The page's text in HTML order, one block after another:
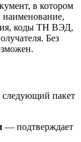
в котором
наименование,
коды ТН ВЭД,
Без
следующий пакет
— подтверждает